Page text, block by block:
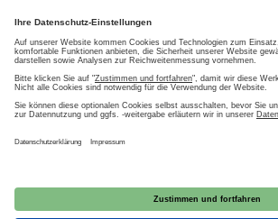
2026 BDEW
Impressum|